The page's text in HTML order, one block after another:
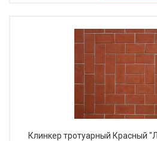
Клинкер тротуарный Красный